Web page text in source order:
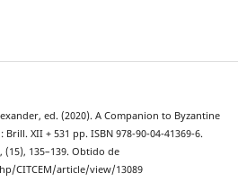
ed. (2020). A Companion to Byzantine
XII + 531 pp. ISBN 978-90-04-41369-6.
, (15), 135–139. Obtido de
CITCEM/article/view/13089